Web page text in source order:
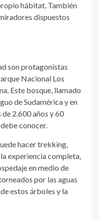
hábitat. También
dispuestos
son protagonistas
Nacional Los
Este bosque, llamado
de Sudamérica y en
de 2.600 años y 60
conocer.
hacer trekking,
experiencia completa,
en medio de
por las aguas
estos árboles y la